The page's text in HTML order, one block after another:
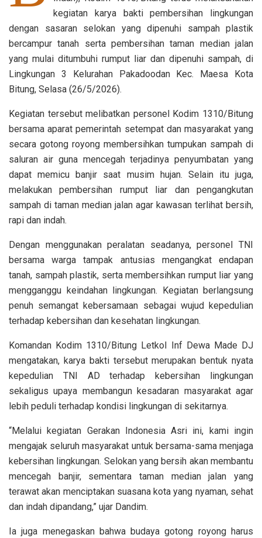
kegiatan karya bakti pembersihan lingkungan
dengan sasaran selokan yang dipenuhi sampah plastik
bercampur tanah serta pembersihan taman median jalan
yang mulai ditumbuhi rumput liar dan dipenuhi sampah, di
Lingkungan 3 Kelurahan Pakadoodan Kec. Maesa Kota
Bitung, Selasa (26/5/2026).
Kegiatan tersebut melibatkan personel Kodim 1310/Bitung
bersama aparat pemerintah setempat dan masyarakat yang
secara gotong royong membersihkan tumpukan sampah di
saluran air guna mencegah terjadinya penyumbatan yang
dapat memicu banjir saat musim hujan. Selain itu juga,
melakukan pembersihan rumput liar dan pengangkutan
sampah di taman median jalan agar kawasan terlihat bersih,
rapi dan indah.
Dengan menggunakan peralatan seadanya, personel TNI
bersama warga tampak antusias mengangkat endapan
tanah, sampah plastik, serta membersihkan rumput liar yang
mengganggu keindahan lingkungan. Kegiatan berlangsung
penuh semangat kebersamaan sebagai wujud kepedulian
terhadap kebersihan dan kesehatan lingkungan.
Komandan Kodim 1310/Bitung Letkol Inf Dewa Made DJ
mengatakan, karya bakti tersebut merupakan bentuk nyata
kepedulian TNI AD terhadap kebersihan lingkungan
sekaligus upaya membangun kesadaran masyarakat agar
lebih peduli terhadap kondisi lingkungan di sekitarnya.
“Melalui kegiatan Gerakan Indonesia Asri ini, kami ingin
mengajak seluruh masyarakat untuk bersama-sama menjaga
kebersihan lingkungan. Selokan yang bersih akan membantu
mencegah banjir, sementara taman median jalan yang
terawat akan menciptakan suasana kota yang nyaman, sehat
dan indah dipandang,” ujar Dandim.
Ia juga menegaskan bahwa budaya gotong royong harus